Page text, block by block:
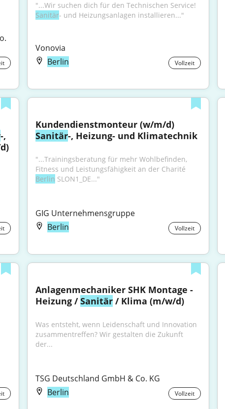
Sanitär- und Heizungsanlagen installieren..."
Vonovia
Berlin
Vollzeit
-,
Sanitär-, Heizung- und Klimatechnik
"...Trainingsberatung für mehr Wohlbefinden,
Berlin SLON1_DE..."
GIG Unternehmensgruppe
Berlin
Vollzeit
Anlagenmechaniker SHK Montage -
Heizung / Sanitär / Klima (m/w/d)
Was entsteht, wenn Leidenschaft und Innovation
zusammentreffen? Wir gestalten die Zukunft
der...
TSG Deutschland GmbH & Co. KG
Berlin
Vollzeit